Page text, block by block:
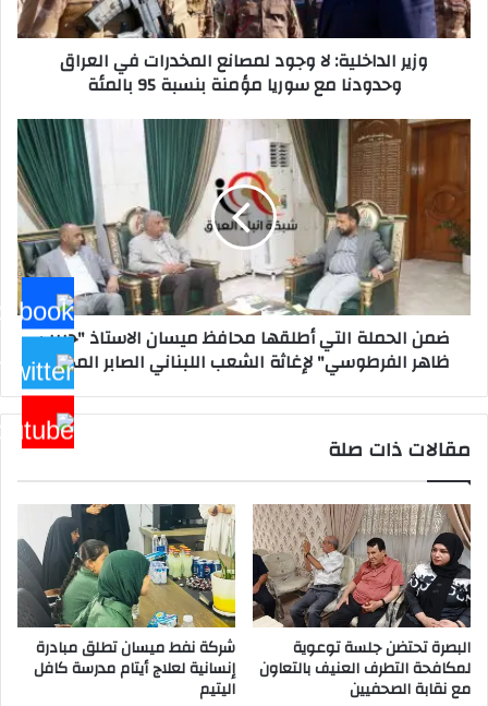
العراق
وحدودنا
بنسبة
بالمئة
وزير الداخلية: لا وجود لمصانع المخدرات في العراق
وحدودنا مع سوريا مؤمنة بنسبة 95 بالمئة
ضمن
التي
أطلقها
محافظ
ميسان
الاستاذ
"حبيب
ظاهر
الفرطوسي"
لإغاثة
المجاهد
ضمن الحملة التي أطلقها محافظ ميسان الاستاذ "حبيب
ظاهر الفرطوسي" لإغاثة الشعب اللبناني الصابر المجاهد
مقالات ذات صلة
البصرة تحتضن جلسة توعوية
لمكافحة التطرف العنيف بالتعاون
مع نقابة الصحفيين
شركة نفط ميسان تطلق مبادرة
إنسانية لعلاج أيتام مدرسة كافل
اليتيم